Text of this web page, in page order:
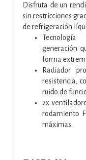
Disfruta de un
sin restricciones
de refrigeración
generación
forma
Radiador
resistencia,
ruido de
2x
rodamiento
máximas.